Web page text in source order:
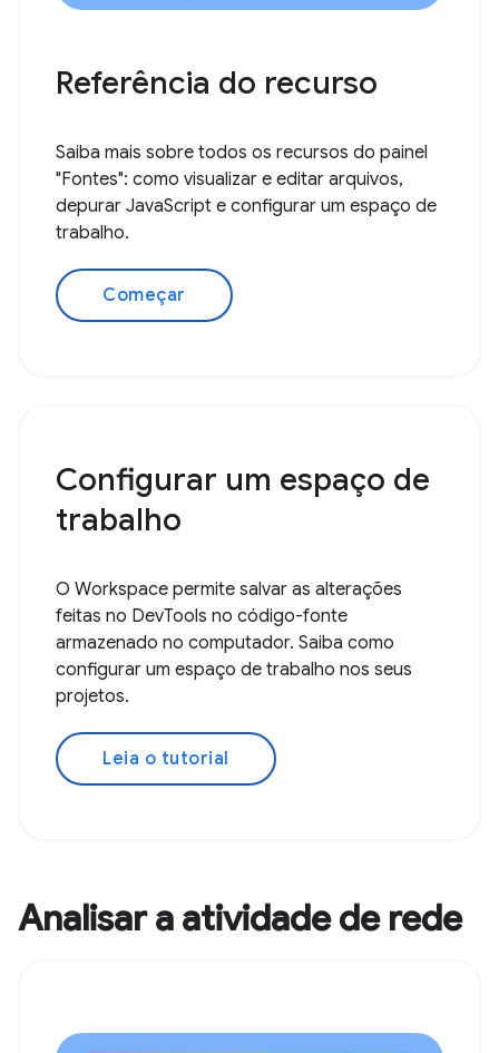
Referência do recurso
Saiba mais sobre todos os recursos do painel
"Fontes": como visualizar e editar arquivos,
depurar JavaScript e configurar um espaço de
trabalho.
Começar
Configurar um espaço de
trabalho
O Workspace permite salvar as alterações
feitas no DevTools no código-fonte
armazenado no computador. Saiba como
configurar um espaço de trabalho nos seus
projetos.
Leia o tutorial
Analisar a atividade de rede